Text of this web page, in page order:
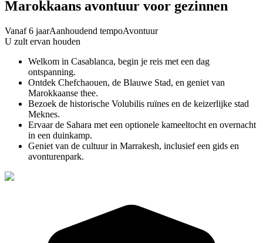
Marokkaans avontuur voor gezinnen
Vanaf 6 jaarAanhoudend tempoAvontuur
U zult ervan houden
Welkom in Casablanca, begin je reis met een dag
ontspanning.
Ontdek Chefchaouen, de Blauwe Stad, en geniet van
Marokkaanse thee.
Bezoek de historische Volubilis ruïnes en de keizerlijke stad
Meknes.
Ervaar de Sahara met een optionele kameeltocht en overnacht
in een duinkamp.
Geniet van de cultuur in Marrakesh, inclusief een gids en
avonturenpark.